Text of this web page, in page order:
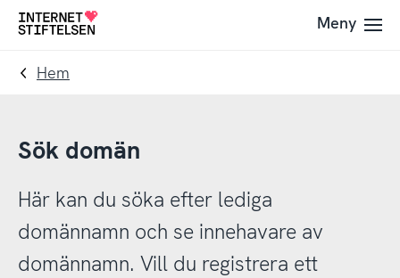
Till
navigering
Till
innehåll
Till
Meny
Hem
Sök domän
Här kan du söka efter lediga
domännamn och se innehavare av
domännamn. Vill du registrera ett